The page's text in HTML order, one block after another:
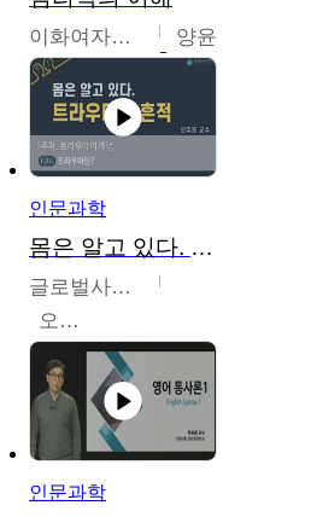
이화여자대학교 양윤
인문과학
몸은 알고 있다. 트라우마의 흔적
글로벌사이버대학교
오주원
인문과학